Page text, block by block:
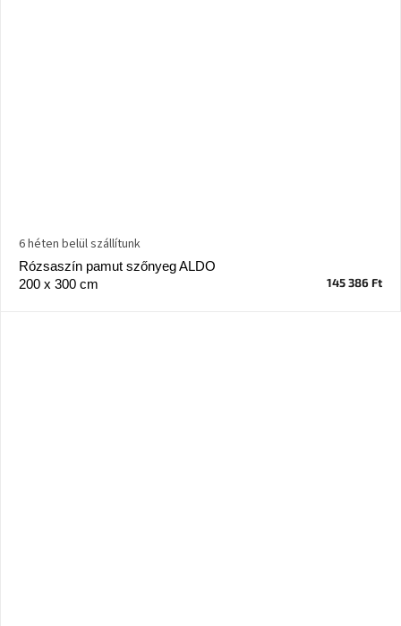
Rózsaszín pamut szőnyeg ALDO
200 x 300 cm
6 héten belül szállítunk
145 386 Ft